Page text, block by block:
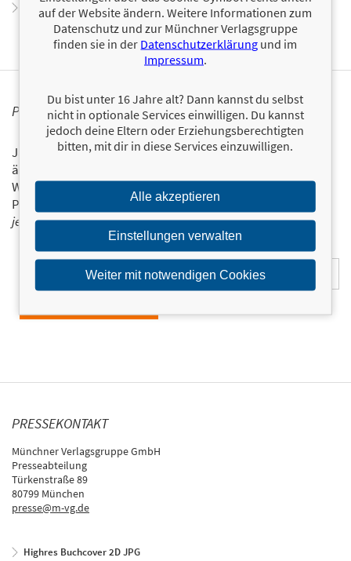
Zum Profil von Sebastian Vollmer
PERSONALISIERTE PRODUKTINFORMATIONEN
Ja, ich will über interessante Neuerscheinungen und
ähnliche Produkte informiert werden.
Wir halten Sie per E-Mail auf dem aktuellen Stand über das
Programm der Münchner Verlagsgruppe.
jetzt ein!
E-Mail-Adresse:
PRESSEKONTAKT
Münchner Verlagsgruppe GmbH
Presseabteilung
Türkenstraße 89
80799 München
presse@m-vg.de
Highres Buchcover 2D JPG
auf der Website ändern. Weitere Informationen zum
Datenschutz und zur Münchner Verlagsgruppe
finden sie in der Datenschutzerklärung und im
Impressum.
Du bist unter 16 Jahre alt? Dann kannst du selbst
nicht in optionale Services einwilligen. Du kannst
jedoch deine Eltern oder Erziehungsberechtigten
bitten, mit dir in diese Services einzuwilligen.
Alle akzeptieren
Einstellungen verwalten
Weiter mit notwendigen Cookies